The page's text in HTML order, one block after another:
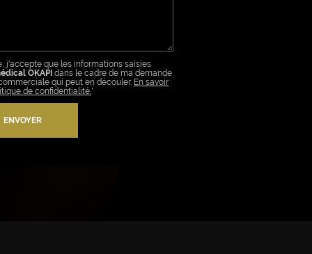
j'accepte que les informations saisies
OKAPI dans le cadre de ma demande
qui peut en découler. En savoir
de confidentialité.*